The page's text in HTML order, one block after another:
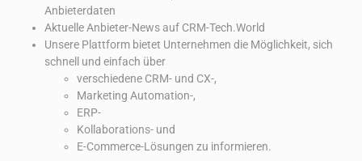
Anbieterdaten
Aktuelle Anbieter-News auf CRM-Tech.World
Unsere Plattform bietet Unternehmen die Möglichkeit, sich
schnell und einfach über
verschiedene CRM- und CX-,
Marketing Automation-,
ERP-
Kollaborations- und
E-Commerce-Lösungen zu informieren.